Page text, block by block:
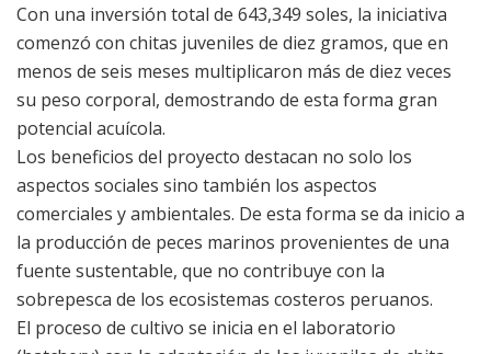
Con una inversión total de 643,349 soles, la iniciativa
comenzó con chitas juveniles de diez gramos, que en
menos de seis meses multiplicaron más de diez veces
su peso corporal, demostrando de esta forma gran
potencial acuícola.
Los beneficios del proyecto destacan no solo los
aspectos sociales sino también los aspectos
comerciales y ambientales. De esta forma se da inicio a
la producción de peces marinos provenientes de una
fuente sustentable, que no contribuye con la
sobrepesca de los ecosistemas costeros peruanos.
El proceso de cultivo se inicia en el laboratorio